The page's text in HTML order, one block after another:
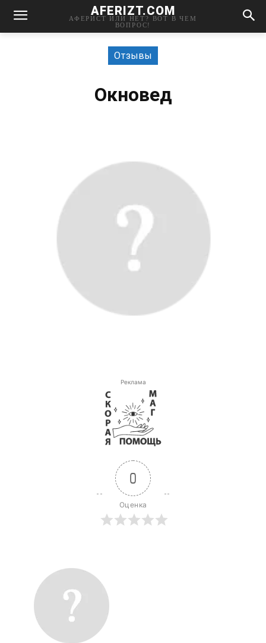
AFERIZT.COM
АФЕРИСТ ИЛИ НЕТ? ВОТ В ЧЕМ
ВОПРОС!
Отзывы
Окновед
Реклама
0
Оценка